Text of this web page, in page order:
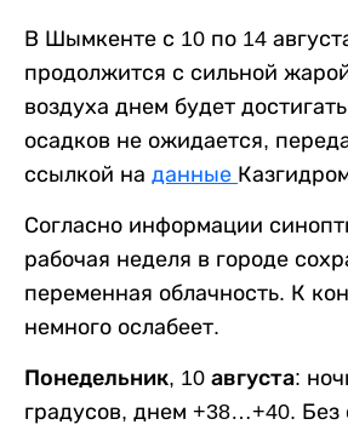
В Шымкенте с 10 по 14
продолжится с сильной
воздуха днем будет
осадков не ожидается,
ссылкой на данные
Согласно информации
рабочая неделя в городе
переменная облачность. К
немного ослабеет.
Понедельник, 10 августа:
градусов, днем +38…+40. Без